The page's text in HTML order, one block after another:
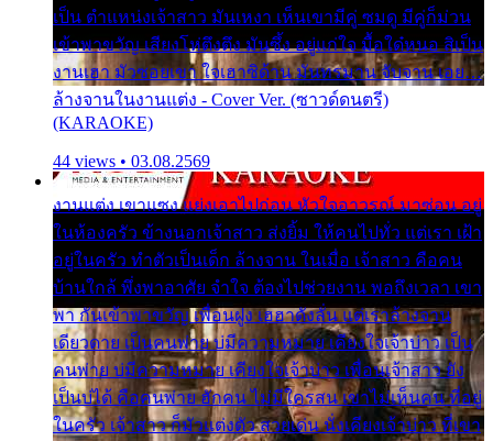
เป็น ตำแหน่งเจ้าสาว มันเหงา เห็นเขามีคู่ ซมดู มีคู่ก็ม่วน
เข้าพาขวัญ เสียงโห่ตึงตึง มันซึ้ง อยู่แก่ใจ มื้อใด๋หนอ สิเป็น
งานเฮา มัวซอยเขา ใจเฮาซิด้าน มันทรมาน จับจาน เอย…
ล้างจานในงานแต่ง - Cover Ver. (ซาวด์ดนตรี)
(KARAOKE)
44 views • 03.08.2569
งานแต่ง เขาแซง แย่งเอาไปก่อน หัวใจอาวรณ์ มาซ่อน อยู่
ในห้องครัว ข้างนอกเจ้าสาว ส่งยิ้ม ให้คนไปทั่ว แต่เรา เฝ้า
อยู่ในครัว ทำตัวเป็นเด็ก ล้างจาน ในเมื่อ เจ้าสาว คือคน
บ้านใกล้ พึ่งพาอาศัย จำใจ ต้องไปช่วยงาน พอถึงเวลา เขา
พา กันเข้าพาขวัญ เพื่อนฝูง เฮฮาดังลั่น แต่เราล้างจาน
เดียวดาย เป็นคนพ่าย บ่มีความหมาย เคียงใจเจ้าบ่าว เป็น
คนพ่าย บ่มีความหมาย เคียงใจเจ้าบ่าว เพื่อนเจ้าสาว ยัง
เป็นบ่ได้ คือคนพ่าย ฮักคน ไม่มีใครสน เขาไม่เห็นคน ที่อยู่
ในครัว เจ้าสาว ก็มัวแต่งตัว สวยเด่น นั่งเคียงเจ้าบ่าว ที่เขา